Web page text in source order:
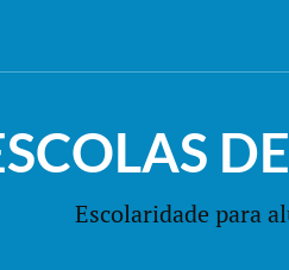
Escolaridade para